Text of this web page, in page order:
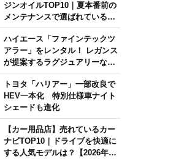
ジンオイルTOP10｜夏本番前の
メンテナンスで選ばれている人
気モデルは？【2026年6月版】
ハイエース「ファインテックツ
アラー」をレンタル！ レガンス
が提案するラグジュアリーな移
動体験
トヨタ「ハリアー」一部改良で
HEV一本化 特別仕様車ナイト
シェードも進化
【カー用品店】売れているカー
ナビTOP10｜ドライブを快適に
する人気モデルは？【2026年6